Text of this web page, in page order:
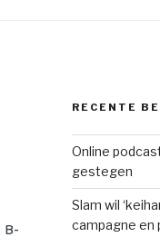
B-
RECENTE
Online
gestegen
Slam wil
campagne en